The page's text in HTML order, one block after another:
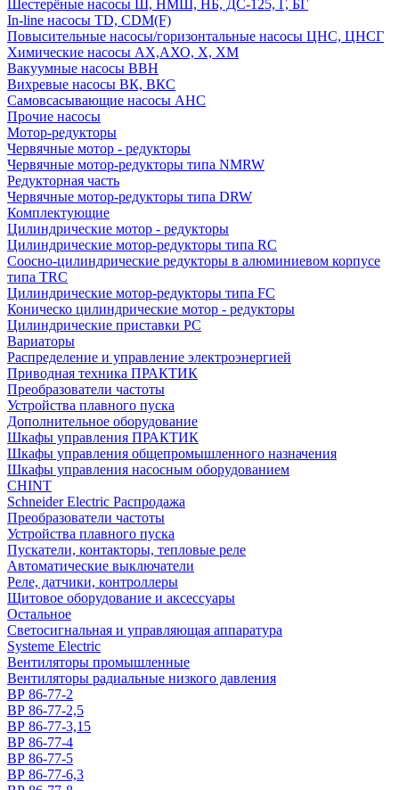
Шестерёные насосы Ш, НМШ, НБ, ДС-125, Г, БГ
In-line насосы TD, CDM(F)
Повысительные насосы/горизонтальные насосы ЦНС, ЦНСГ
Химические насосы АХ,АХО, Х, ХМ
Вакуумные насосы ВВН
Вихревые насосы ВК, ВКС
Самовсасывающие насосы АНС
Прочие насосы
Мотор-редукторы
Червячные мотор - редукторы
Червячные мотор-редукторы типа NMRW
Редукторная часть
Червячные мотор-редукторы типа DRW
Комплектующие
Цилиндрические мотор - редукторы
Цилиндрические мотор-редукторы типа RC
Соосно-цилиндрические редукторы в алюминиевом корпусе
типа TRC
Цилиндрические мотор-редукторы типа FC
Коническо цилиндрические мотор - редукторы
Цилиндрические приставки PC
Вариаторы
Распределение и управление электроэнергией
Приводная техника ПРАКТИК
Преобразователи частоты
Устройства плавного пуска
Дополнительное оборудование
Шкафы управления ПРАКТИК
Шкафы управления общепромышленного назначения
Шкафы управления насосным оборудованием
CHINT
Schneider Electric Распродажа
Преобразователи частоты
Устройства плавного пуска
Пускатели, контакторы, тепловые реле
Автоматические выключатели
Реле, датчики, контроллеры
Щитовое оборудование и аксессуары
Остальное
Светосигнальная и управляющая аппаратура
Systeme Electric
Вентиляторы промышленные
Вентиляторы радиальные низкого давления
ВР 86-77-2
ВР 86-77-2,5
ВР 86-77-3,15
ВР 86-77-4
ВР 86-77-5
ВР 86-77-6,3